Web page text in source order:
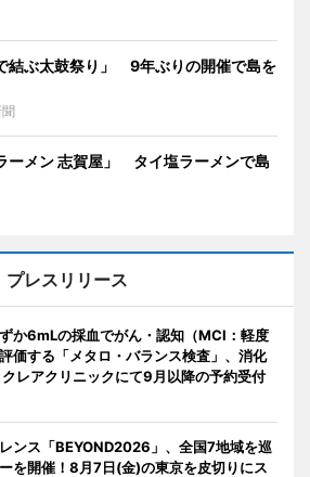
結ぶ太鼓祭り」 9年ぶりの開催で島を
ーメン 志賀屋」 タイ塩ラーメンで島
プレスリリース
ずか6mLの採血でがん・認知（MCI：軽度
価する「メタロ・バランス検査」、消化
レアクリニックにて9月以降の予約受付
ンス「BEYOND2026」、全国7地域を巡
を開催！8月7日(金)の東京を皮切りにス